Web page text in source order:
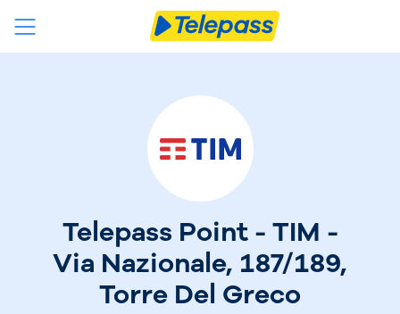
Telepass Point - TIM -
Via Nazionale, 187/189,
Torre Del Greco